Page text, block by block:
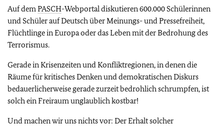
Auf demPASCH-Webportal diskutieren 600.000 Schülerinnen
und Schüler auf Deutsch über Meinungs- und Pressefreiheit,
Flüchtlinge in Europa oder das Leben mit der Bedrohung des
Terrorismus.
Gerade in Krisenzeiten und Konfliktregionen, in denen die
Räume für kritisches Denken und demokratischen Diskurs
bedauerlicherweise gerade zurzeit bedrohlich schrumpfen, ist
solch ein Freiraum unglaublich kostbar!
Und machen wir uns nichts vor: Der Erhalt solcher